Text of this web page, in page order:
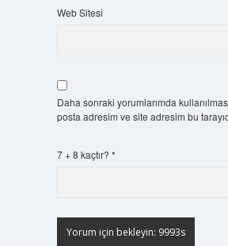
Web Sitesi
Daha sonraki yorumlarımda
posta adresim ve site adresim bu
7 + 8 kaçtır? *